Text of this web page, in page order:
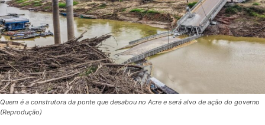
Quem é a construtora da ponte que desabou no Acre e será alvo de ação do governo
(Reprodução)